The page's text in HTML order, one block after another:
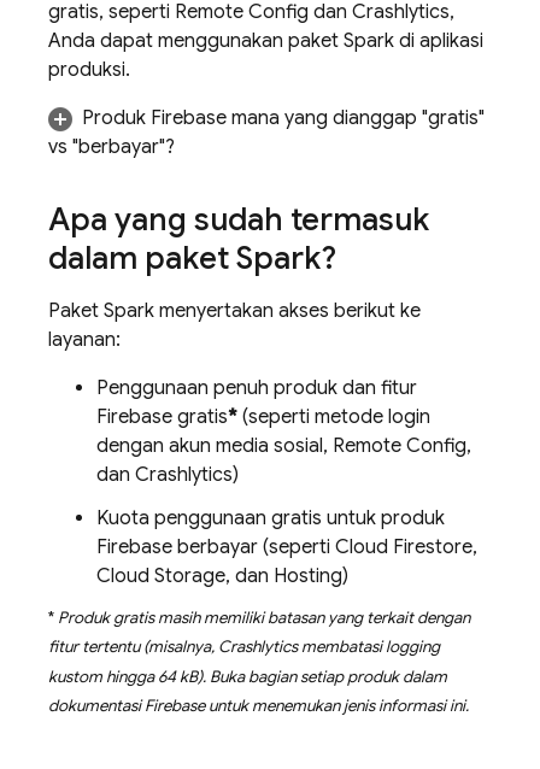
gratis, seperti Remote Config dan Crashlytics,
Anda dapat menggunakan paket Spark di aplikasi
produksi.
Produk Firebase mana yang dianggap "gratis"
vs "berbayar"?
Apa yang sudah termasuk
dalam paket Spark?
Paket Spark menyertakan akses berikut ke
layanan:
Penggunaan penuh produk dan fitur
Firebase gratis* (seperti metode login
dengan akun media sosial, Remote Config,
dan Crashlytics)
Kuota penggunaan gratis untuk produk
Firebase berbayar (seperti Cloud Firestore,
Cloud Storage, dan Hosting)
* Produk gratis masih memiliki batasan yang terkait dengan
fitur tertentu (misalnya, Crashlyticsmembatasi logging
kustom hingga 64 kB). Buka bagian setiap produk dalam
dokumentasi Firebase untuk menemukan jenis informasi ini.